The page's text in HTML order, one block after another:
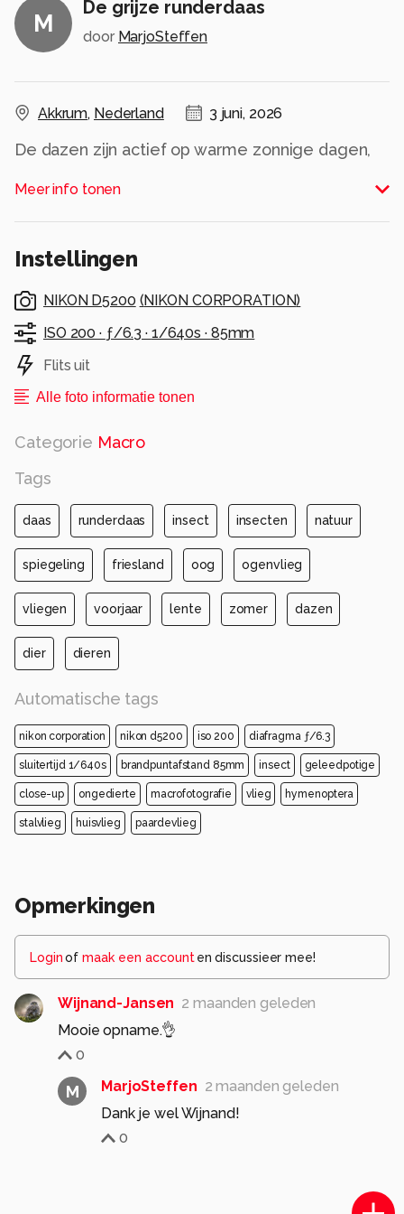
M
De grijze runderdaas
door MarjoSteffen
Akkrum, Nederland 3 juni, 2026
De dazen zijn actief op warme zonnige dagen,
planten en bloemen.
De wijfjes zuigen bloed bij mensen en andere
snijden ze de huid van hun prooi open, waarna ze
Dit doet erg pijn heb ik zelf ervaren, gelukkig
had deze alleen belang bij mijn bloemen;)
Alle rechten voorbehouden
Meer info tonen
Instellingen
NIKON D5200 (NIKON CORPORATION)
ISO 200 · ƒ/6.3 · 1/640s · 85mm
Flits uit
Alle foto informatie tonen
Categorie Macro
Tags
daas runderdaas insect insecten natuur
spiegeling friesland oog ogenvlieg
vliegen voorjaar lente zomer dazen
dier dieren
Automatische tags
nikon corporation nikon d5200 iso 200 diafragma ƒ/6.3
sluitertijd 1/640s brandpuntafstand 85mm insect geleedpotige
close-up ongedierte macrofotografie vlieg hymenoptera
stalvlieg huisvlieg paardevlieg
Opmerkingen
Loginof maak een account en discussieer mee!
Wijnand-Jansen 2 maanden geleden
Mooie opname.👌
0
M MarjoSteffen 2 maanden geleden
Dank je wel Wijnand!
0